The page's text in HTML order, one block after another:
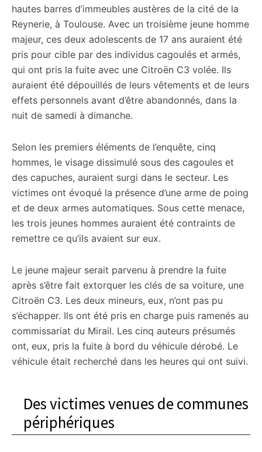
hautes barres d’immeubles austères de la cité de la
Reynerie, à Toulouse. Avec un troisième jeune homme
majeur, ces deux adolescents de 17 ans auraient été
pris pour cible par des individus cagoulés et armés,
qui ont pris la fuite avec une Citroën C3 volée. Ils
auraient été dépouillés de leurs vêtements et de leurs
effets personnels avant d’être abandonnés, dans la
nuit de samedi à dimanche.
Selon les premiers éléments de l’enquête, cinq
hommes, le visage dissimulé sous des cagoules et
des capuches, auraient surgi dans le secteur. Les
victimes ont évoqué la présence d’une arme de poing
et de deux armes automatiques. Sous cette menace,
les trois jeunes hommes auraient été contraints de
remettre ce qu’ils avaient sur eux.
Le jeune majeur serait parvenu à prendre la fuite
après s’être fait extorquer les clés de sa voiture, une
Citroën C3. Les deux mineurs, eux, n’ont pas pu
s’échapper. Ils ont été pris en charge puis ramenés au
commissariat du Mirail. Les cinq auteurs présumés
ont, eux, pris la fuite à bord du véhicule dérobé. Le
véhicule était recherché dans les heures qui ont suivi.
Des victimes venues de communes
périphériques